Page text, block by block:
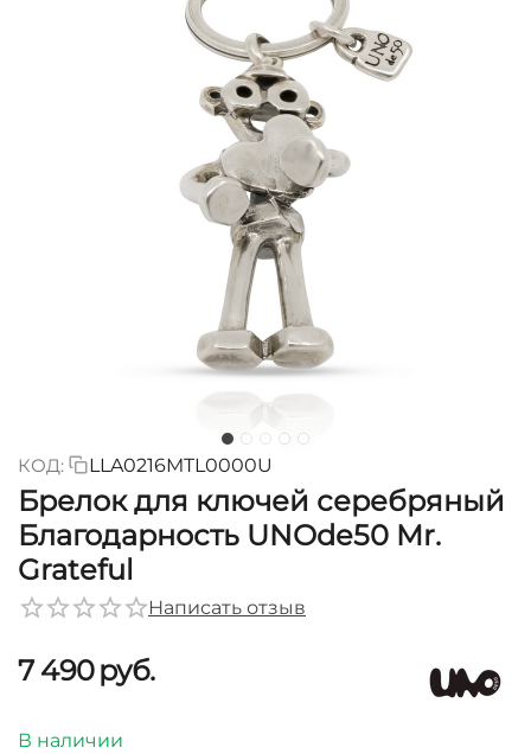
КОД: LLA0216MTL0000U
Брелок для ключей серебряный
Благодарность UNOde50 Mr.
Grateful
Написать отзыв
7 490руб.
В наличии